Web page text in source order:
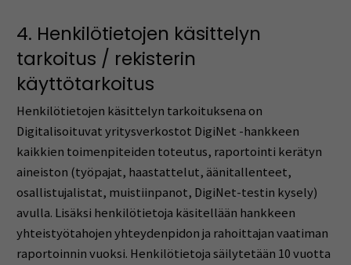
4. Henkilötietojen käsittelyn
tarkoitus / rekisterin
käyttötarkoitus
Henkilötietojen käsittelyn tarkoituksena on
Digitalisoituvat yritysverkostot DigiNet -hankkeen
kaikkien toimenpiteiden toteutus, raportointi kerätyn
aineiston (työpajat, haastattelut, äänitallenteet,
osallistujalistat, muistiinpanot, DigiNet-testin kysely)
avulla. Lisäksi henkilötietoja käsitellään hankkeen
yhteistyötahojen yhteydenpidon ja rahoittajan vaatiman
raportoinnin vuoksi. Henkilötietoja säilytetään 10 vuotta